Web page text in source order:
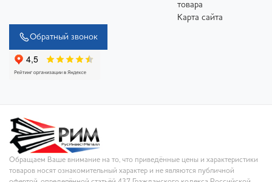
товара
Карта сайта
Обратный звонок
Обращаем Ваше внимание на то, что приведённые цены и характеристики
товаров носят ознакомительный характер и не являются публичной